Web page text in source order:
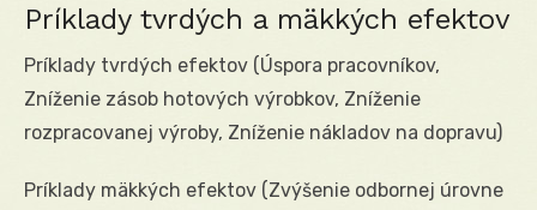
Príklady tvrdých a mäkkých efektov
Príklady tvrdých efektov (Úspora pracovníkov,
Zníženie zásob hotových výrobkov, Zníženie
rozpracovanej výroby, Zníženie nákladov na dopravu)
Príklady mäkkých efektov (Zvýšenie odbornej úrovne